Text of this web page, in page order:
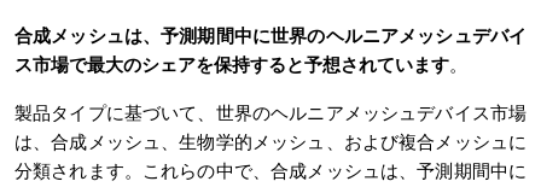
合成メッシュは、予測期間中に世界のヘルニアメッシュデバイ
ス市場で最大のシェアを保持すると予想されています。
製品タイプに基づいて、世界のヘルニアメッシュデバイス市場
は、合成メッシュ、生物学的メッシュ、および複合メッシュに
分類されます。これらの中で、合成メッシュは、予測期間中に